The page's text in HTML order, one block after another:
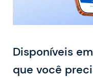
Disponíveis
que você